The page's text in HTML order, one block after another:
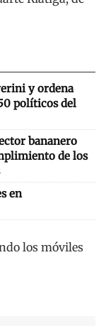
y ordena
políticos del
bananero
de los
en
los móviles